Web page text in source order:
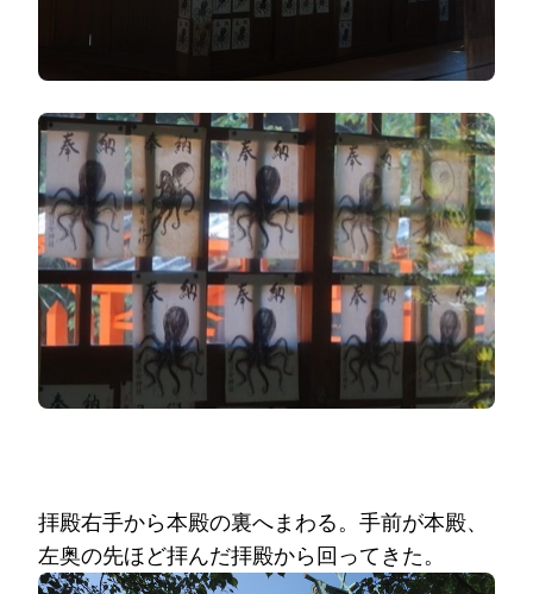
拝殿右手から本殿の裏へまわる。手前が本殿、
左奥の先ほど拝んだ拝殿から回ってきた。